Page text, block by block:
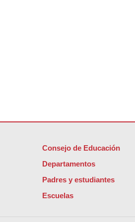
Consejo de Educación
Departamentos
Padres y estudiantes
Escuelas